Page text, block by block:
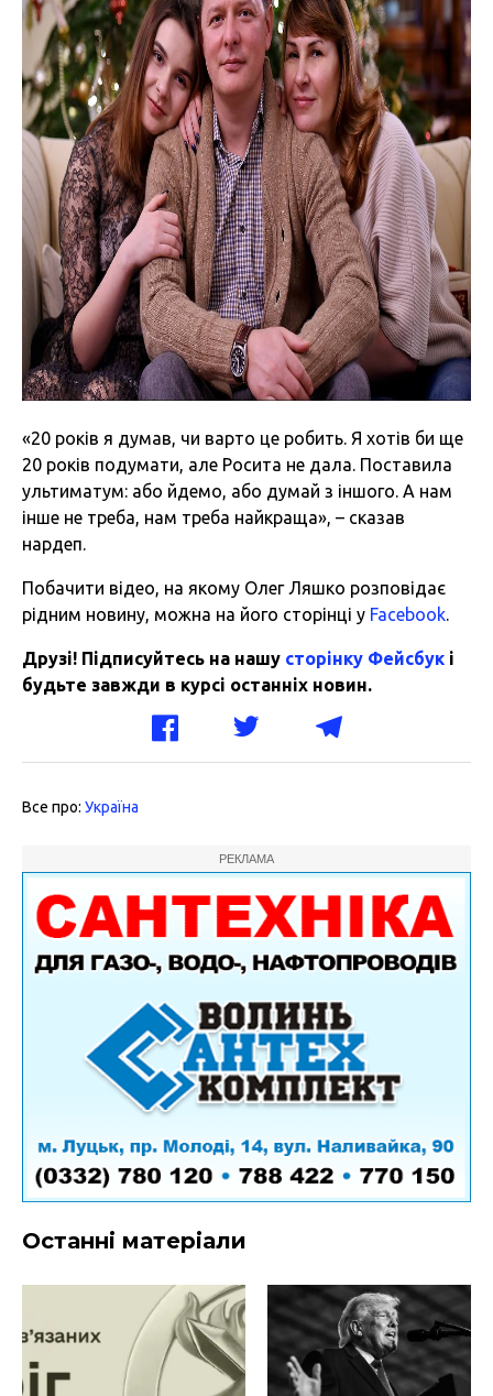
«20 років я думав, чи варто це робить. Я хотів би ще
20 років подумати, але Росита не дала. Поставила
ультиматум: або йдемо, або думай з іншого. А нам
інше не треба, нам треба найкраща», – сказав
нардеп.
Побачити відео, на якому Олег Ляшко розповідає
рідним новину, можна на його сторінці у Facebook.
Друзі! Підписуйтесь на нашу сторінку Фейсбук і
будьте завжди в курсі останніх новин.
Все про: Україна
РЕКЛАМА
Останні матеріали